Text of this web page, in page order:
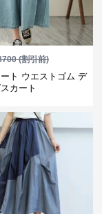
(割引前)
ト ウエストゴム デ
カート